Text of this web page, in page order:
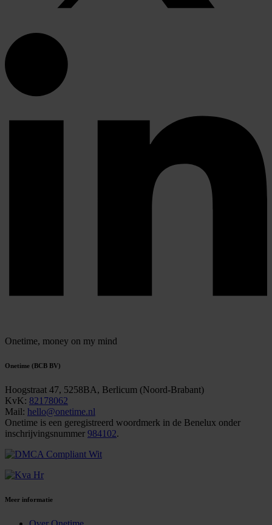
Onetime, money on my mind
Onetime (BCB BV)
Hoogstraat 47, 5258BA, Berlicum (Noord-Brabant)
KvK: 82178062
Mail: hello@onetime.nl
Onetime is een geregistreerd woordmerk in de Benelux onder
inschrijvingsnummer 984102.
Meer informatie